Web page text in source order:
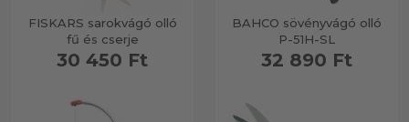
FISKARS sarokvágó olló
fű és cserje
30 450 Ft
BAHCO sövényvágó olló
P-51H-SL
32 890 Ft